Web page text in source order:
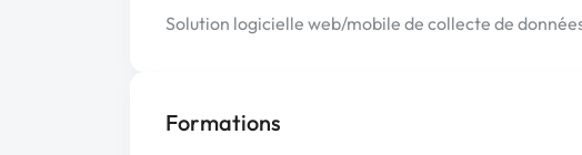
Solution logicielle web/mobile de collecte de
Formations